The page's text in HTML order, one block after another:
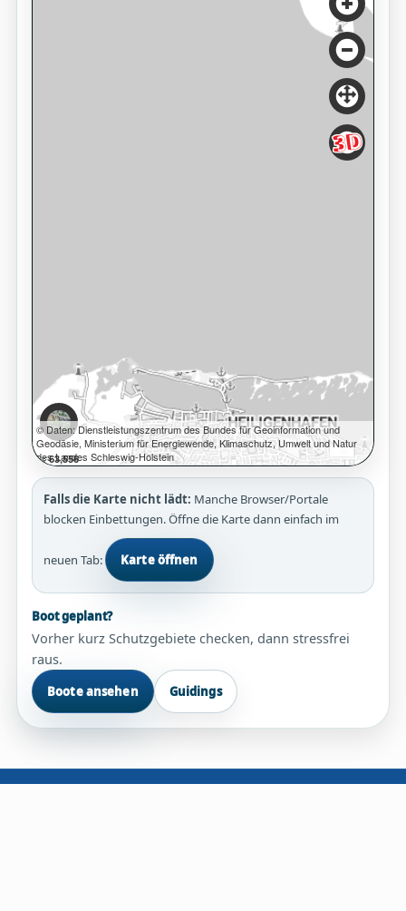
Falls die Karte nicht lädt: Manche Browser/Portale
blocken Einbettungen. Öffne die Karte dann einfach im
neuen Tab: Karte öffnen
Boot geplant?
Vorher kurz Schutzgebiete checken, dann stressfrei
raus.
Boote ansehen Guidings